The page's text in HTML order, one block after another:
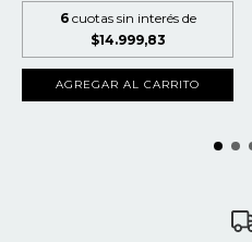
6 cuotas sin interés de
$14.999,83
AGREGAR AL CARRITO